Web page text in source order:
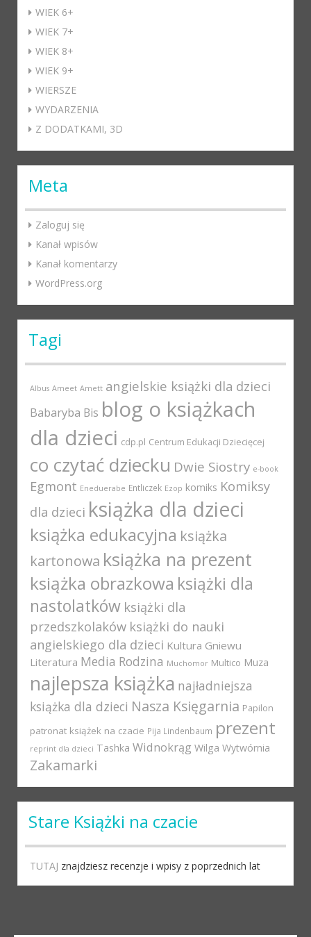
WIEK 6+
WIEK 7+
WIEK 8+
WIEK 9+
WIERSZE
WYDARZENIA
Z DODATKAMI, 3D
Meta
Zaloguj się
Kanał wpisów
Kanał komentarzy
WordPress.org
Tagi
Albus Ameet Amett angielskie książki dla dzieci
Babaryba Bis blog o książkach
dla dzieci cdp.pl Centrum Edukacji Dziecięcej
co czytać dziecku Dwie Siostry e-book
Egmont Eneduerabe Entliczek Ezop komiks Komiksy
dla dzieci książka dla dzieci
książka edukacyjna książka
kartonowa książka na prezent
książka obrazkowa książki dla
nastolatków książki dla
przedszkolaków książki do nauki
angielskiego dla dzieci Kultura Gniewu
Literatura Media Rodzina Muchomor Multico Muza
najlepsza książka najładniejsza
książka dla dzieci Nasza Księgarnia Papilon
patronat książek na czacie Pija Lindenbaum prezent
reprint dla dzieci Tashka Widnokrąg Wilga Wytwórnia
Zakamarki
Stare Książki na czacie
TUTAJ znajdziesz recenzje i wpisy z poprzednich lat